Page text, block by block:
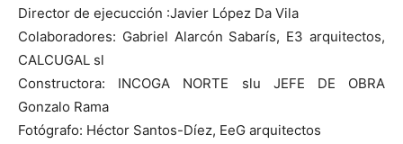
Director de ejecucción :Javier López Da Vila
Colaboradores: Gabriel Alarcón Sabarís, E3 arquitectos,
CALCUGAL sl
Constructora: INCOGA NORTE slu JEFE DE OBRA
Gonzalo Rama
Fotógrafo: Héctor Santos-Díez, EeG arquitectos